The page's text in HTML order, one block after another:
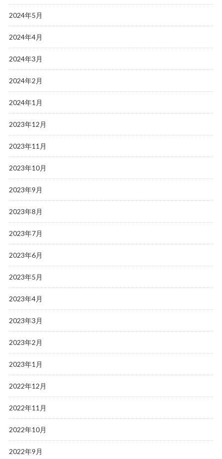
2024年5月
2024年4月
2024年3月
2024年2月
2024年1月
2023年12月
2023年11月
2023年10月
2023年9月
2023年8月
2023年7月
2023年6月
2023年5月
2023年4月
2023年3月
2023年2月
2023年1月
2022年12月
2022年11月
2022年10月
2022年9月